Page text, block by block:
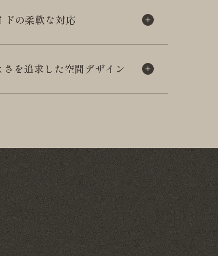
ドの柔軟な対応
を追求した空間デザイン